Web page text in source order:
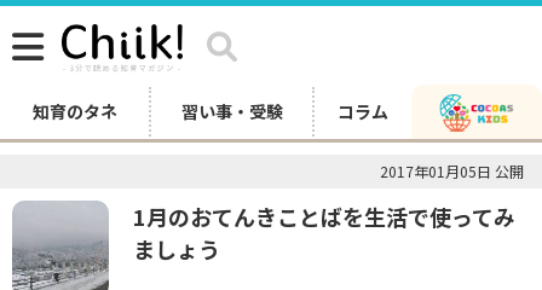
知育のタネ 習い事・受験 コラム
2017年01月05日 公開
1月のおてんきことばを生活で使ってみ
ましょう